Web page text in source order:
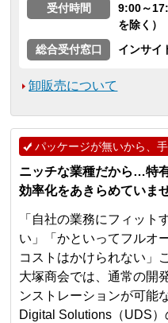
受付時間
9:00～
を除く）
総合受付窓口
インサイ
卸販売について
パッケージが無いから、
ニッチな業種だから…
効率化をあきらめていま
「自社の業務にフィット
い」「かといってフルオ
コストはかけられない」
大塚商会では、通常の開
ンストレーションが可能
Digital Solutions（UDS）